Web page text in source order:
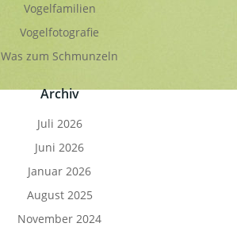
Vogelfamilien
Vogelfotografie
Was zum Schmunzeln
Archiv
Juli 2026
Juni 2026
Januar 2026
August 2025
November 2024